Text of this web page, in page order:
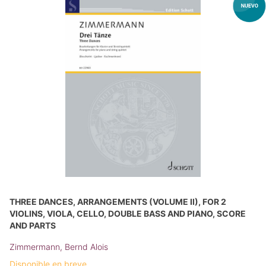
THREE DANCES, ARRANGEMENTS (VOLUME II), FOR 2
VIOLINS, VIOLA, CELLO, DOUBLE BASS AND PIANO, SCORE
AND PARTS
Zimmermann, Bernd Alois